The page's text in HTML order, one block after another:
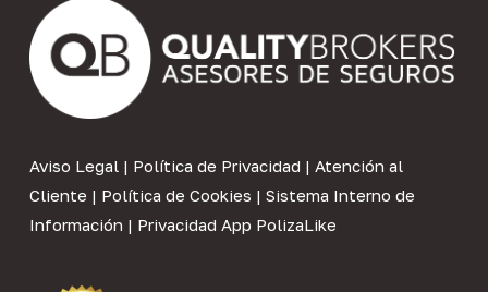
Aviso Legal| Política de Privacidad | Atención al
Cliente | Política de Cookies | Sistema Interno de
Información | Privacidad App PolizaLike